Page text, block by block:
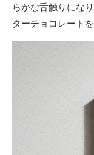
らかな舌触りにな
ターチョコレート